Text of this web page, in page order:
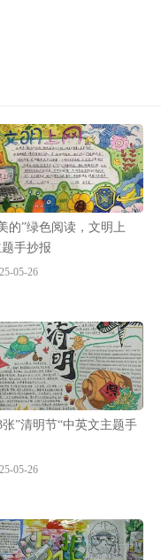
的”绿色阅读，文明上
题手抄报
05-26
张”清明节“中英文主题手
05-26